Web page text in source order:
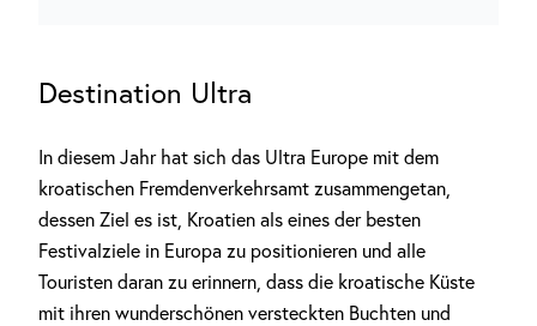
Destination Ultra
In diesem Jahr hat sich das Ultra Europe mit dem
kroatischen Fremdenverkehrsamt zusammengetan,
dessen Ziel es ist, Kroatien als eines der besten
Festivalziele in Europa zu positionieren und alle
Touristen daran zu erinnern, dass die kroatische Küste
mit ihren wunderschönen versteckten Buchten und